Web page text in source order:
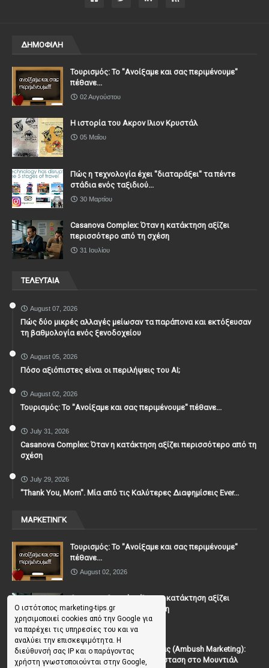
Ο ιστότοπος marketing-tips.gr
χρησιμοποιεί cookies από την Google για
να παρέχει τις υπηρεσίες του και να
αναλύει την επισκεψιμότητα. Η
διεύθυνσή σας IP και ο παράγοντας
χρήστη γνωστοποιούνται στην Google,
ΔΗΜΟΦΙΛΗ
Τουρισμός: Το "Ανοίξαμε και σας περιμένουμε"
πέθανε...
02 Αυγούστου
Η ιστορία του Ακρον Ιλιον Κρυστάλ
05 Μαΐου
Πώς η τεχνολογία έχει ''διαταράξει'' τα πέντε
στάδια ενός ταξιδιού...
30 Μαρτίου
Casanova Complex: Όταν η κατάκτηση αξίζει
περισσότερο από τη σχέση
31 Ιουλίου
ΤΕΛΕΥΤΑΙΑ
August 07, 2026
Πώς δύο μικρές αλλαγές μείωσαν τα παράπονα και εκτόξευσαν
τη βαθμολογία ενός ξενοδοχείου
August 05, 2026
Πόσο αξιόπιστες είναι οι περιλήψεις του ΑΙ;
August 02, 2026
Τουρισμός: Το "Ανοίξαμε και σας περιμένουμε" πέθανε...
July 31, 2026
Casanova Complex: Όταν η κατάκτηση αξίζει περισσότερο από τη
σχέση
July 29, 2026
"Thank You, Mοm". Μία από τις Καλύτερες Διαφημίσεις Ever...
ΜΑΡΚΕΤΙΝΓΚ
Τουρισμός: Το "Ανοίξαμε και σας περιμένουμε"
πέθανε...
August 02, 2026
Casanova Complex: Όταν η κατάκτηση αξίζει
περισσότερο από τη σχέση
July 31, 2026
To Μάρκετινγκ της Ενέδρας (Ambush Marketing):
Πώς να κλέψεις την παράσταση στο Μουντιάλ